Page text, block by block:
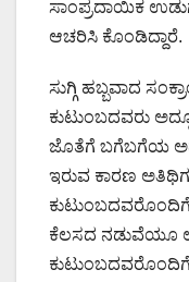
ಸಾಂಪ್ರದಾಯಿಕ
ಆಚರಿಸಿ ಕೊಂಡಿದ್ದಾರೆ.
ಸುಗ್ಗಿ ಹಬ್ಬವಾದ
ಕುಟುಂಬದವರು
ಜೊತೆಗೆ ಬಗೆಬಗೆಯ
ಇರುವ ಕಾರಣ
ಕುಟುಂಬದವರೊಂದಿಗೆ
ಕೆಲಸದ ನಡುವೆಯೂ
ಕುಟುಂಬದವರೊಂದಿಗೆ